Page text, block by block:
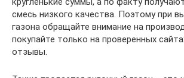
смесь низкого качества. Поэтому при
газона обращайте внимание на
покупайте только на проверенных
отзывы.